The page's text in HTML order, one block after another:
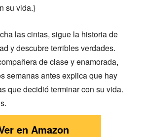
su vida.}
las cintas, sigue la historia de
y descubre terribles verdades.
de clase y enamorada,
semanas antes explica que hay
que decidió terminar con su vida.
en Amazon